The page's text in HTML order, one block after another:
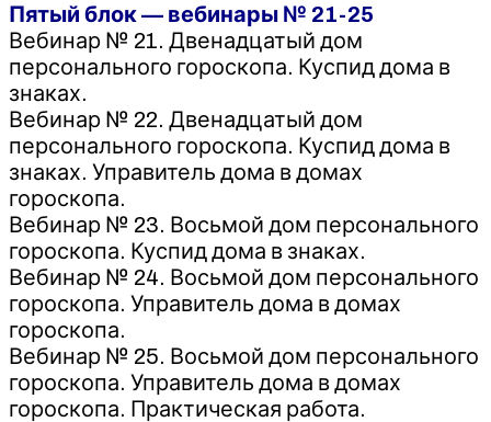
Пятый блок — вебинары № 21-25
Вебинар № 21. Двенадцатый дом
персонального гороскопа. Куспид дома в
знаках.
Вебинар № 22. Двенадцатый дом
персонального гороскопа. Куспид дома в
знаках. Управитель дома в домах
гороскопа.
Вебинар № 23. Восьмой дом персонального
гороскопа. Куспид дома в знаках.
Вебинар № 24. Восьмой дом персонального
гороскопа. Управитель дома в домах
гороскопа.
Вебинар № 25. Восьмой дом персонального
гороскопа. Управитель дома в домах
гороскопа. Практическая работа.